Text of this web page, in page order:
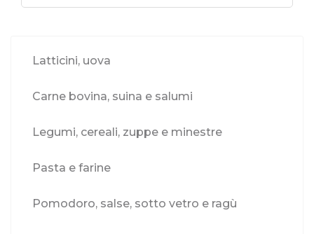
Latticini, uova
Carne bovina, suina e salumi
Legumi, cereali, zuppe e minestre
Pasta e farine
Pomodoro, salse, sotto vetro e ragù